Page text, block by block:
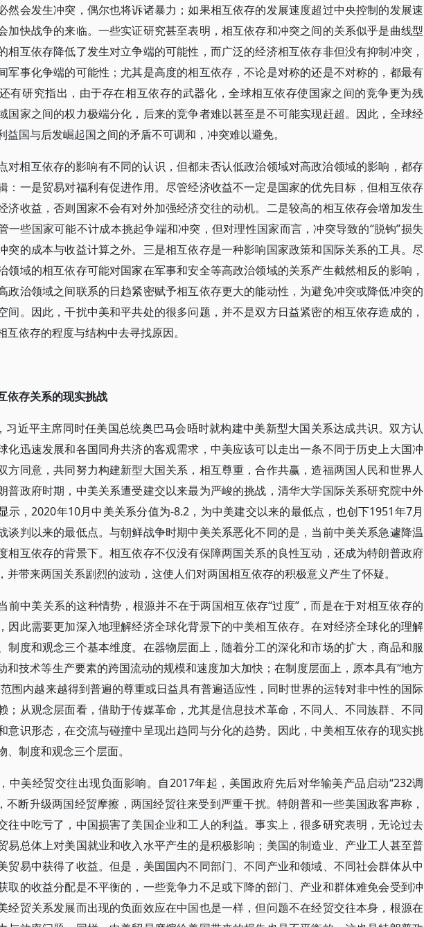
然会发生冲突，偶尔也将诉诸暴力；如果相互依存的发展速度超过中央控制的发展速
加快战争的来临。一些实证研究甚至表明，相互依存和冲突之间的关系似乎是曲线型
相互依存降低了发生对立争端的可能性，而广泛的经济相互依存非但没有抑制冲突，
军事化争端的可能性；尤其是高度的相互依存，不论是对称的还是不对称的，都最有
有研究指出，由于存在相互依存的武器化，全球相互依存使国家之间的竞争更为残
国家之间的权力极端分化，后来的竞争者难以甚至是不可能实现赶超。因此，全球经
益国与后发崛起国之间的矛盾不可调和，冲突难以避免。
对相互依存的影响有不同的认识，但都未否认低政治领域对高政治领域的影响，都存
：一是贸易对福利有促进作用。尽管经济收益不一定是国家的优先目标，但相互依存
济收益，否则国家不会有对外加强经济交往的动机。二是较高的相互依存会增加发生
一些国家可能不计成本挑起争端和冲突，但对理性国家而言，冲突导致的“脱钩”损失
突的成本与收益计算之外。三是相互依存是一种影响国家政策和国际关系的工具。尽
领域的相互依存可能对国家在军事和安全等高政治领域的关系产生截然相反的影响，
政治领域之间联系的日趋紧密赋予相互依存更大的能动性，为避免冲突或降低冲突的
间。因此，干扰中美和平共处的很多问题，并不是双方日益紧密的相互依存造成的，
互依存的程度与结构中去寻找原因。
依存关系的现实挑战
习近平主席同时任美国总统奥巴马会晤时就构建中美新型大国关系达成共识。双方认
化迅速发展和各国同舟共济的客观需求，中美应该可以走出一条不同于历史上大国冲
方同意，共同努力构建新型大国关系，相互尊重，合作共赢，造福两国人民和世界人
普政府时期，中美关系遭受建交以来最为严峻的挑战，清华大学国际关系研究院中外
示，2020年10月中美关系分值为-8.2，为中美建交以来的最低点，也创下1951年7月
谈判以来的最低点。与朝鲜战争时期中美关系恶化不同的是，当前中美关系急遽降温
相互依存的背景下。相互依存不仅没有保障两国关系的良性互动，还成为特朗普政府
并带来两国关系剧烈的波动，这使人们对两国相互依存的积极意义产生了怀疑。
前中美关系的这种情势，根源并不在于两国相互依存“过度”，而是在于对相互依存的
因此需要更加深入地理解经济全球化背景下的中美相互依存。在对经济全球化的理解
制度和观念三个基本维度。在器物层面上，随着分工的深化和市场的扩大，商品和服
和技术等生产要素的跨国流动的规模和速度加大加快；在制度层面上，原本具有“地方
围内越来越得到普遍的尊重或日益具有普遍适应性，同时世界的运转对非中性的国际
；从观念层面看，借助于传媒革命，尤其是信息技术革命，不同人、不同族群、不同
意识形态，在交流与碰撞中呈现出趋同与分化的趋势。因此，中美相互依存的现实挑
制度和观念三个层面。
中美经贸交往出现负面影响。自2017年起，美国政府先后对华输美产品启动“232调
不断升级两国经贸摩擦，两国经贸往来受到严重干扰。特朗普和一些美国政客声称，
往中吃亏了，中国损害了美国企业和工人的利益。事实上，很多研究表明，无论过去
易总体上对美国就业和收入水平产生的是积极影响；美国的制造业、产业工人甚至普
贸易中获得了收益。但是，美国国内不同部门、不同产业和领域、不同社会群体从中
取的收益分配是不平衡的，一些竞争力不足或下降的部门、产业和群体难免会受到冲
经贸关系发展而出现的负面效应在中国也是一样，但问题不在经贸交往本身，根源在